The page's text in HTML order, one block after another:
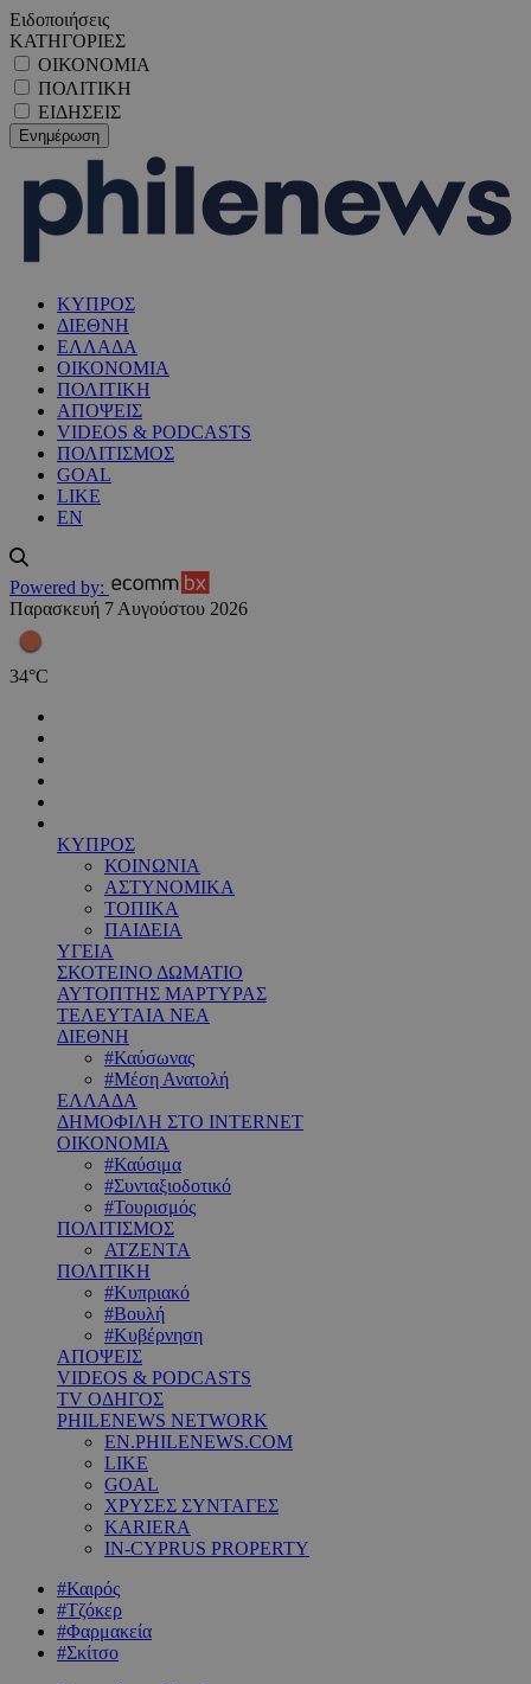
Ειδοποιήσεις
ΚΑΤΗΓΟΡΙΕΣ
ΟΙΚΟΝΟΜΙΑ
ΠΟΛΙΤΙΚΗ
ΕΙΔΗΣΕΙΣ
ΚΥΠΡΟΣ
ΔΙΕΘΝΗ
ΕΛΛΑΔΑ
ΟΙΚΟΝΟΜΙΑ
ΠΟΛΙΤΙΚΗ
ΑΠΟΨΕΙΣ
VIDEOS & PODCASTS
ΠΟΛΙΤΙΣΜΟΣ
GOAL
LIKE
EN
Powered by:
Παρασκευή 7 Αυγούστου 2026
34°C
ΚΥΠΡΟΣ
ΚΟΙΝΩΝΙΑ
ΑΣΤΥΝΟΜΙΚΑ
ΤΟΠΙΚΑ
ΠΑΙΔΕΙΑ
ΥΓΕΙΑ
ΣΚΟΤΕΙΝΟ ΔΩΜΑΤΙΟ
ΑΥΤΟΠΤΗΣ ΜΑΡΤΥΡΑΣ
ΤΕΛΕΥΤΑΙΑ ΝΕΑ
ΔΙΕΘΝΗ
#Καύσωνας
#Μέση Ανατολή
ΕΛΛΑΔΑ
ΔΗΜΟΦΙΛΗ ΣΤΟ INTERNET
ΟΙΚΟΝΟΜΙΑ
#Καύσιμα
#Συνταξιοδοτικό
#Τουρισμός
ΠΟΛΙΤΙΣΜΟΣ
ΑΤΖΕΝΤΑ
ΠΟΛΙΤΙΚΗ
#Κυπριακό
#Βουλή
#Κυβέρνηση
ΑΠΟΨΕΙΣ
VIDEOS & PODCASTS
TV ΟΔΗΓΟΣ
PHILENEWS NETWORK
EN.PHILENEWS.COM
LIKE
GOAL
ΧΡΥΣΕΣ ΣΥΝΤΑΓΕΣ
KARIERA
IN-CYPRUS PROPERTY
#Καιρός
#Τζόκερ
#Φαρμακεία
#Σκίτσο